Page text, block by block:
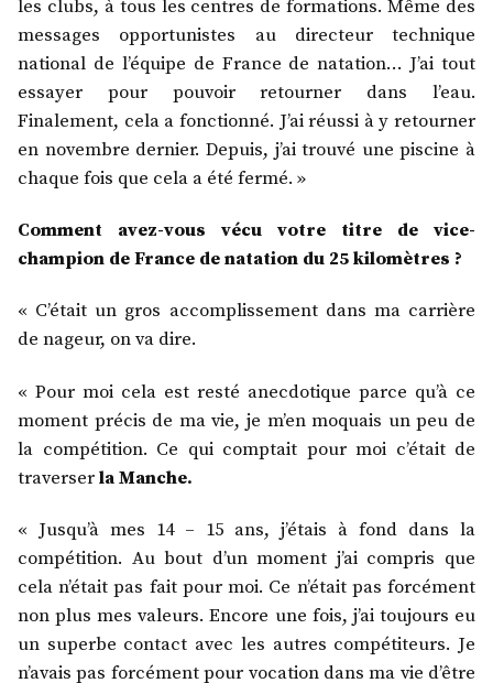
les clubs, à tous les centres de formations. Même des
messages opportunistes au directeur technique
national de l’équipe de France de natation… J’ai tout
essayer pour pouvoir retourner dans l’eau.
Finalement, cela a fonctionné. J’ai réussi à y retourner
en novembre dernier. Depuis, j’ai trouvé une piscine à
chaque fois que cela a été fermé. »
Comment avez-vous vécu votre titre de vice-
champion de France de natation du 25 kilomètres ?
« C’était un gros accomplissement dans ma carrière
de nageur, on va dire.
« Pour moi cela est resté anecdotique parce qu’à ce
moment précis de ma vie, je m’en moquais un peu de
la compétition. Ce qui comptait pour moi c’était de
traverserla Manche.
« Jusqu’à mes 14 – 15 ans, j’étais à fond dans la
compétition. Au bout d’un moment j’ai compris que
cela n’était pas fait pour moi. Ce n’était pas forcément
non plus mes valeurs. Encore une fois, j’ai toujours eu
un superbe contact avec les autres compétiteurs. Je
n’avais pas forcément pour vocation dans ma vie d’être